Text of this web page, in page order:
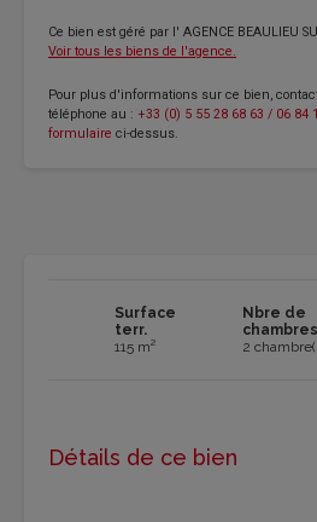
Ce bien est géré par l' AGENCE BEAULIEU
Voir tous les biens de l'agence.
Pour plus d'informations sur ce bien,
téléphone au : +33 (0) 5 55 28 68 63 / 06 84
formulaire ci-dessus.
Surface
terr.
115 m²
Nbre de
chambres
2
Détails de ce bien